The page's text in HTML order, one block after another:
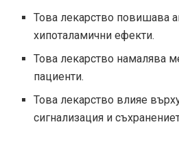
Това лекарство повишава
хипоталамични ефекти.
Това лекарство намалява
пациенти.
Това лекарство влияе
сигнализация и